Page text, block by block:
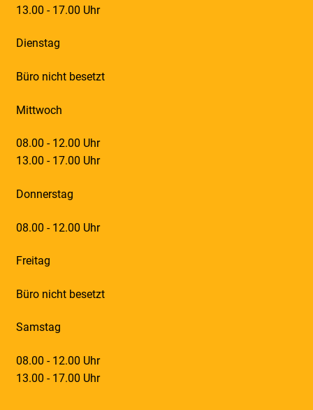
13.00 - 17.00 Uhr
Dienstag
Büro nicht besetzt
Mittwoch
08.00 - 12.00 Uhr
13.00 - 17.00 Uhr
Donnerstag
08.00 - 12.00 Uhr
Freitag
Büro nicht besetzt
Samstag
08.00 - 12.00 Uhr
13.00 - 17.00 Uhr